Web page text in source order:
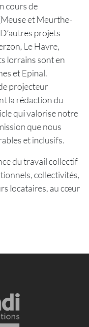
cours de
et Meurthe-
projets
Le Havre,
lorrains sont en
et Epinal.
projecteur
la rédaction du
qui valorise notre
que nous
et inclusifs.
du travail collectif
collectivités,
locataires, au cœur